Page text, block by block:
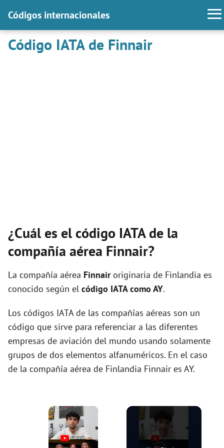
Códigos internacionales
Código IATA de Finnair
¿Cuál es el código IATA de la
compañía aérea Finnair?
La compañía aérea Finnairoriginaria de Finlandia es
conocido según el código IATA como AY.
Los códigos IATA de las compañías aéreas son un
código que sirve para referenciar a las diferentes
empresas de aviación del mundo usando solamente
grupos de dos elementos alfanuméricos. En el caso
de la compañía aérea de Finlandia Finnair es AY.
×